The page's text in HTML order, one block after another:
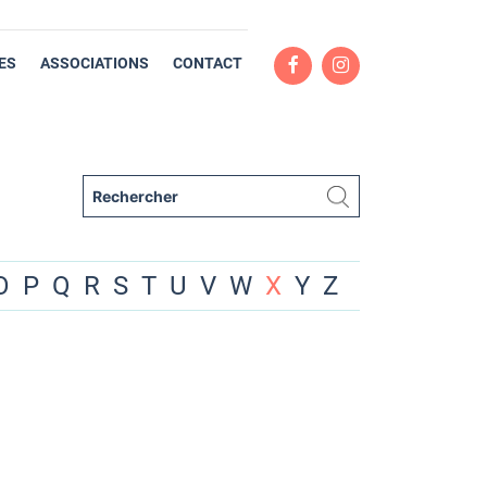
ASSOCIATIONS CONTACT
P Q R S T U V W X Y Z